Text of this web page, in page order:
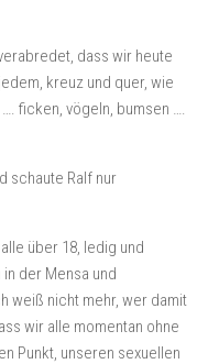
dass wir heute
kreuz und quer, wie
ficken, vögeln, bumsen ….
schaute Ralf nur
über 18, ledig und
der Mensa und
weiß nicht mehr, wer damit
wir alle momentan ohne
Punkt, unseren sexuellen